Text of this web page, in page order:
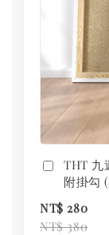
THT 九
附掛勾
NT$ 280
NT$ 380